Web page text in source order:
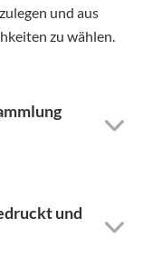
und aus
zu wählen.
und